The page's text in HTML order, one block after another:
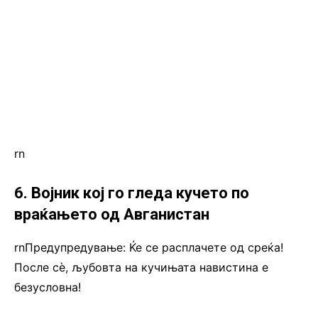
rn
6. Војник кој го гледа кучето по
враќањето од Авганистан
rnПредупредување: Ќе се расплачете од среќа!
После сѐ, љубовта на кучињата навистина е
безусловна!